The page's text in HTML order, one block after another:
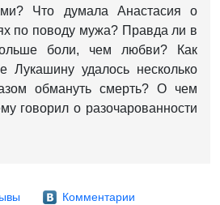
Что думала Анастасия о
по поводу мужа? Правда ли в
боли, чем любви? Как
Лукашину удалось несколько
обмануть смерть? О чем
говорил о разочарованности
Комментарии